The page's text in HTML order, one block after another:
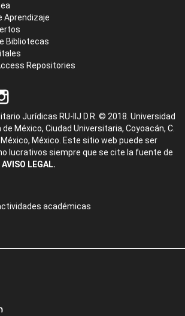
Aprendizaje
Bibliotecas
Repositories
Jurídicas RU-IIJ D.R. © 2018. Universidad
México, Ciudad Universitaria, Coyoacán, C.
México, México. Este sitio web puede ser
lucrativos siempre que se cite la fuente de
AVISO LEGAL.
académicas